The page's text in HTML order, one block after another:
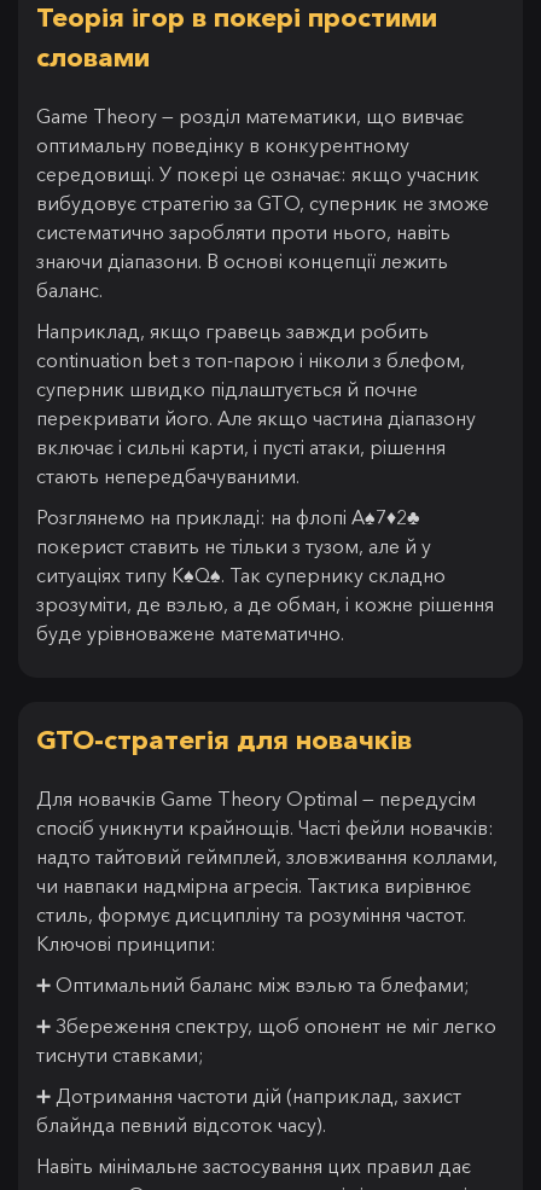
Теорія ігор в покері простими
словами
Game Theory — розділ математики, що вивчає
оптимальну поведінку в конкурентному
середовищі. У покері це означає: якщо учасник
вибудовує стратегію за GTO, суперник не зможе
систематично заробляти проти нього, навіть
знаючи діапазони. В основі концепції лежить
баланс.
Наприклад, якщо гравець завжди робить
continuation bet з топ-парою і ніколи з блефом,
суперник швидко підлаштується й почне
перекривати його. Але якщо частина діапазону
включає і сильні карти, і пусті атаки, рішення
стають непередбачуваними.
Розглянемо на прикладі: на флопі A♠7♦2♣
покерист ставить не тільки з тузом, але й у
ситуаціях типу K♠Q♠. Так супернику складно
зрозуміти, де вэлью, а де обман, і кожне рішення
буде урівноважене математично.
GTO-стратегія для новачків
Для новачків Game Theory Optimal — передусім
спосіб уникнути крайнощів. Часті фейли новачків:
надто тайтовий геймплей, зловживання коллами,
чи навпаки надмірна агресія. Тактика вирівнює
стиль, формує дисципліну та розуміння частот.
Ключові принципи:
➕ Оптимальний баланс між вэлью та блефами;
➕ Збереження спектру, щоб опонент не міг легко
тиснути ставками;
➕ Дотримання частоти дій (наприклад, захист
блайнда певний відсоток часу).
Навіть мінімальне застосування цих правил дає